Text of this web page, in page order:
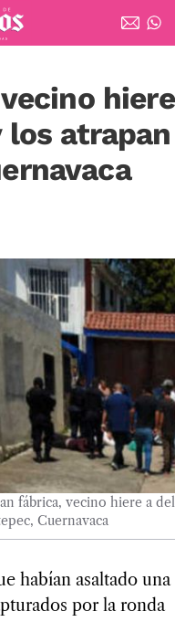
hiere
atrapan
fábrica, vecino hiere a
Cuernavaca
habían asaltado una
por la ronda